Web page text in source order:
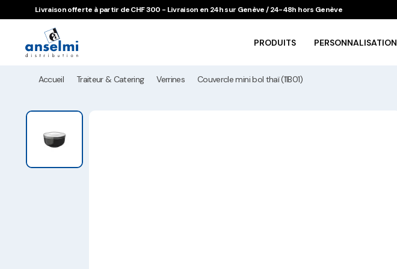
Aller au contenu
Aller à la navigation principale
Livraison offerte à partir de CHF 300 - Livraison en 24h sur Genève / 24-48h hors Genève
PRODUITS PERSONNALISATION
Accueil Traiteur & Catering Verrines Couvercle mini bol thaï (11B01)